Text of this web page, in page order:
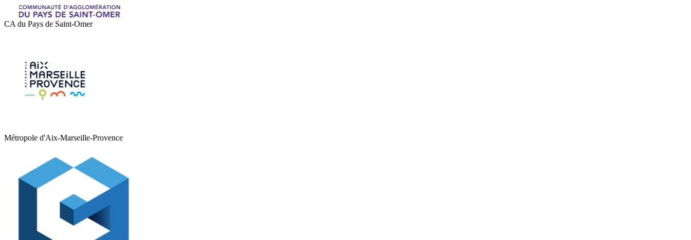
CA du Pays de Saint-Omer
Métropole d'Aix-Marseille-Provence